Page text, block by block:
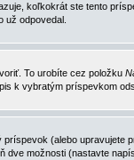
koľkokrát ste tento
už odpovedal.
To urobíte cez položku
k vybratým príspevkom
(alebo
dve možnosti (nastavte